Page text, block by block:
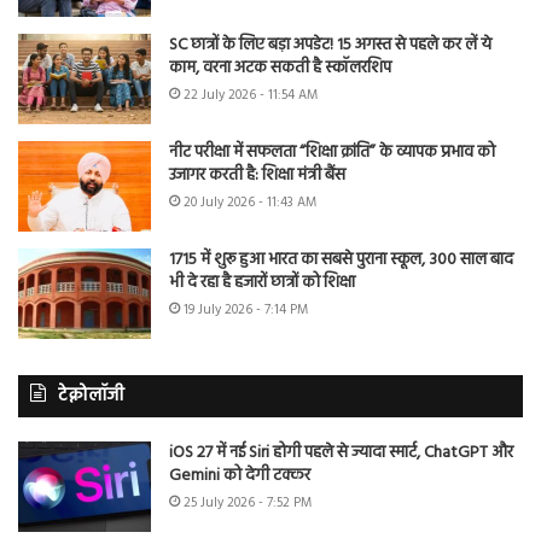
SC छात्रों के लिए बड़ा अपडेट! 15 अगस्त से पहले कर लें ये
काम, वरना अटक सकती है स्कॉलरशिप
22 July 2026 - 11:54 AM
नीट परीक्षा में सफलता “शिक्षा क्रांति” के व्यापक प्रभाव को
उजागर करती है: शिक्षा मंत्री बैंस
20 July 2026 - 11:43 AM
1715 में शुरू हुआ भारत का सबसे पुराना स्कूल, 300 साल बाद
भी दे रहा है हजारों छात्रों को शिक्षा
19 July 2026 - 7:14 PM
टेक्नोलॉजी
iOS 27 में नई Siri होगी पहले से ज्यादा स्मार्ट, ChatGPT और
Gemini को देगी टक्कर
25 July 2026 - 7:52 PM